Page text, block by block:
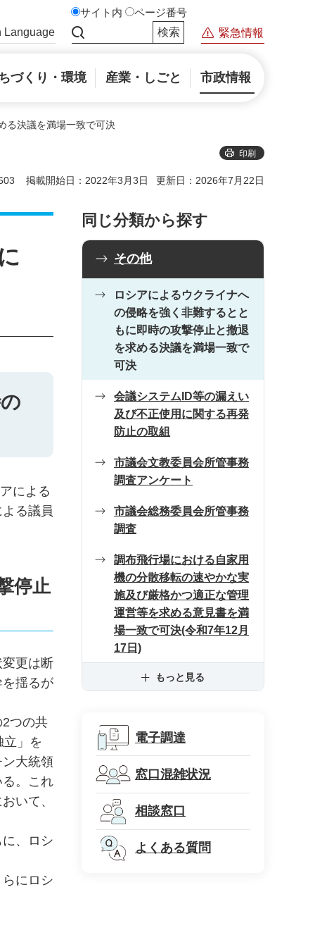
Language
サイト内 ページ番号
緊急情報
づくり・環境 産業・しごと 市政情報
る決議を満場一致で可決
印刷
掲載開始日：2022年3月3日 更新日：2026年7月22日
による
る議員
停止
更は断
揺るが
つの共
」を
大統領
。これ
いて、
、ロシ
にロシ
同じ分類から探す
その他
ロシアによるウクライナへ
の侵略を強く非難するとと
もに即時の攻撃停止と撤退
を求める決議を満場一致で
可決
会議システムID等の漏えい
及び不正使用に関する再発
防止の取組
市議会文教委員会所管事務
調査アンケート
市議会総務委員会所管事務
調査
調布飛行場における自家用
機の分散移転の速やかな実
施及び厳格かつ適正な管理
運営等を求める意見書を満
場一致で可決(令和7年12月
17日)
もっと見る
電子調達
窓口混雑状況
相談窓口
よくある質問